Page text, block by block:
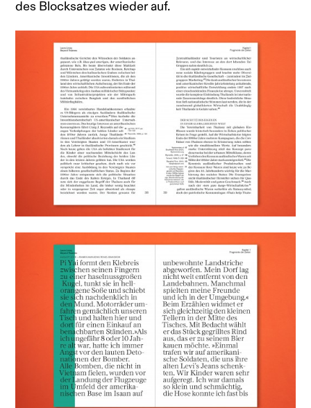
des Blocksatzes wieder auf.